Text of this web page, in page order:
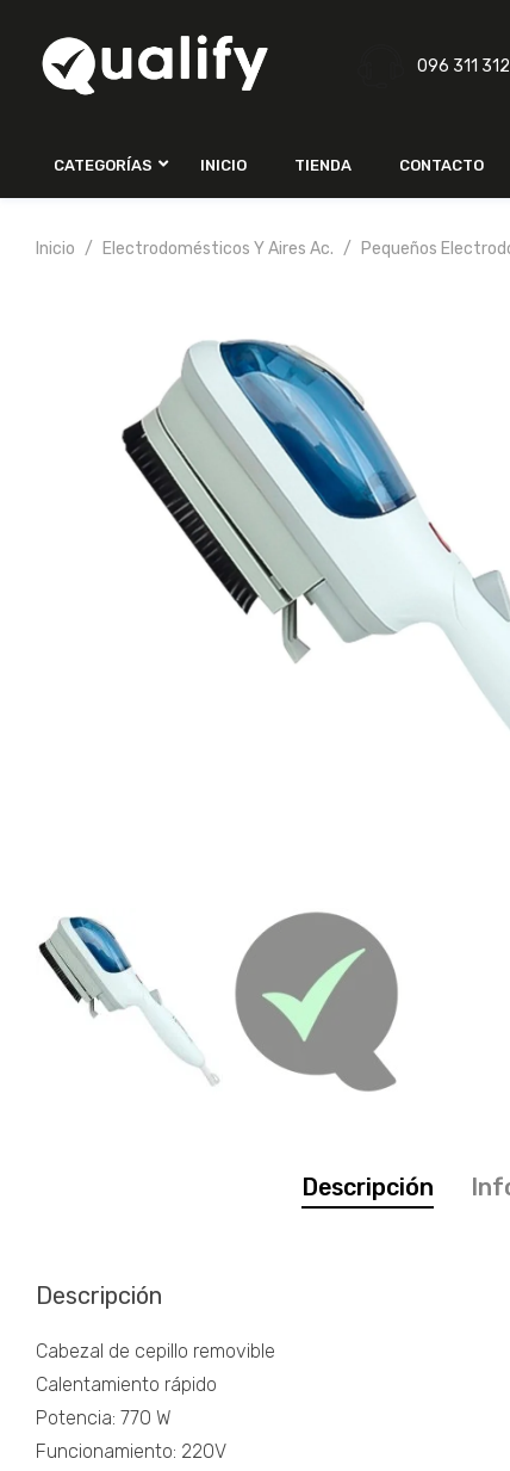
096 311 312
CATEGORÍAS INICIO TIENDA CONTACTO
Inicio Electrodomésticos Y Aires Ac. Pequeños
Descripción
Descripción
Cabezal de cepillo removible
Calentamiento rápido
Potencia: 770 W
Funcionamiento: 220V